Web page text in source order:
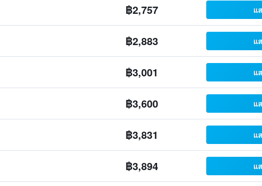
฿2,757 แ
฿2,883 แ
฿3,001 แ
฿3,600 แ
฿3,831 แ
฿3,894 แ